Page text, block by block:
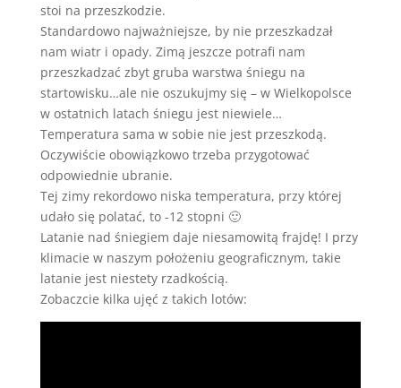
stoi na przeszkodzie.
Standardowo najważniejsze, by nie przeszkadzał
nam wiatr i opady. Zimą jeszcze potrafi nam
przeszkadzać zbyt gruba warstwa śniegu na
startowisku…ale nie oszukujmy się – w Wielkopolsce
w ostatnich latach śniegu jest niewiele…
Temperatura sama w sobie nie jest przeszkodą.
Oczywiście obowiązkowo trzeba przygotować
odpowiednie ubranie.
Tej zimy rekordowo niska temperatura, przy której
udało się polatać, to -12 stopni 🙂
Latanie nad śniegiem daje niesamowitą frajdę! I przy
klimacie w naszym położeniu geograficznym, takie
latanie jest niestety rzadkością.
Zobaczcie kilka ujęć z takich lotów: